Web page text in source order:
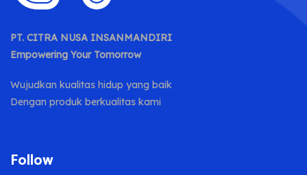
PT. CITRA NUSA INSANMANDIRI
Empowering Your Tomorrow
Wujudkan kualitas hidup yang baik
Dengan produk berkualitas kami
Follow